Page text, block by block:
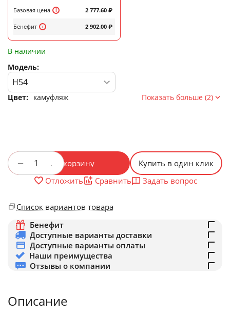
Базовая цена
Бенефит
2 777.60 ₽
2 902.00 ₽
В наличии
Модель:
Цвет: камуфляж Показать больше (2)
+
− В корзину
Купить в один клик
Отложить
Сравнить Задать вопрос
Список вариантов товара
Бенефит
Доступные варианты доставки
Доступные варианты оплаты
Наши преимущества
Отзывы о компании
Описание